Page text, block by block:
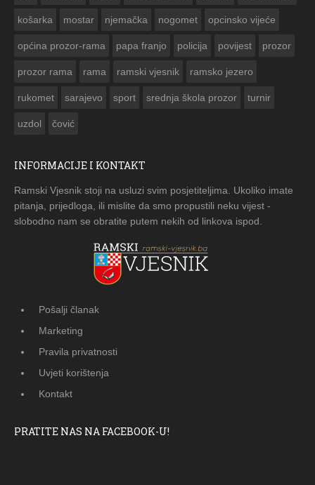
košarka mostar njemačka nogomet opcinsko vijeće
općina prozor-rama papa franjo policija povijest prozor
prozor rama rama ramski vjesnik ramsko jezero
rukomet sarajevo sport srednja škola prozor turnir
uzdol čović
INFORMACIJE I KONTAKT
Ramski Vjesnik stoji na usluzi svim posjetiteljima. Ukoliko imate
pitanja, prijedloga, ili mislite da smo propustili neku vijest -
slobodno nam se obratite putem nekih od linkova ispod.
Pošalji članak
Marketing
Pravila privatnosti
Uvjeti korištenja
Kontakt
PRATITE NAS NA FACEBOOK-U!